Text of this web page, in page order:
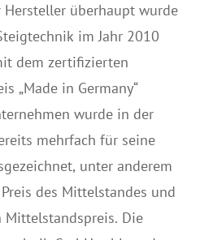
Hersteller überhaupt wurde
im Jahr 2010
dem zertifizierten
„Made in Germany“
wurde in der
mehrfach für seine
unter anderem
des Mittelstandes und
Mittelstandspreis. Die